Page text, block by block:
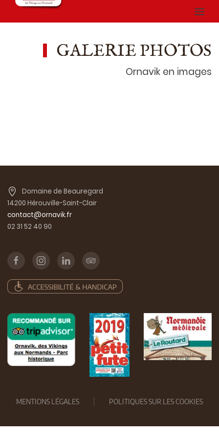
GALERIE PHOTOS
Ornavik en images
Domaine de Beauregard
14200 Hérouville-Saint-Clair
contact@ornavik.fr
02 31 52 40 90
MENTIONS LÉGALES POLITIQUES SUR LES COOKIES